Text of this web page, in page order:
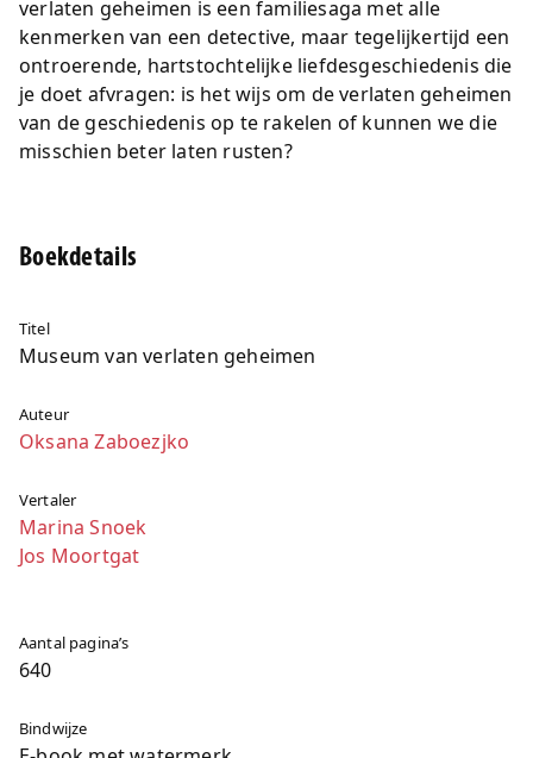
verlaten geheimen is een familiesaga met alle
kenmerken van een detective, maar tegelijkertijd een
ontroerende, hartstochtelijke liefdesgeschiedenis die
je doet afvragen: is het wijs om de verlaten geheimen
van de geschiedenis op te rakelen of kunnen we die
misschien beter laten rusten?
Boekdetails
Titel
Museum van verlaten geheimen
Auteur
Oksana Zaboezjko
Vertaler
Marina Snoek
Jos Moortgat
Aantal pagina’s
640
Bindwijze